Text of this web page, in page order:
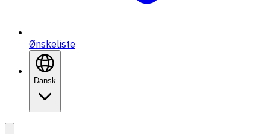
Ønskeliste
Dansk